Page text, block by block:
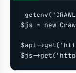
$js = new
$api-
$js-